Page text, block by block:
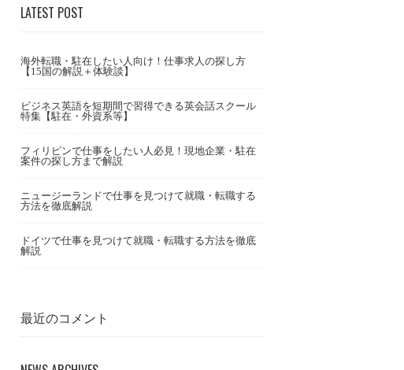
本で働くという選択肢と横並び
で検討することをオススメす
LATEST POST
海外転職・駐在したい人向け！仕事求人の探し方
【15国の解説＋体験談】
ビジネス英語を短期間で習得できる英会話スクール
特集【駐在・外資系等】
フィリピンで仕事をしたい人必見！現地企業・駐在
案件の探し方まで解説
ニュージーランドで仕事を見つけて就職・転職する
方法を徹底解説
ドイツで仕事を見つけて就職・転職する方法を徹底
解説
最近のコメント